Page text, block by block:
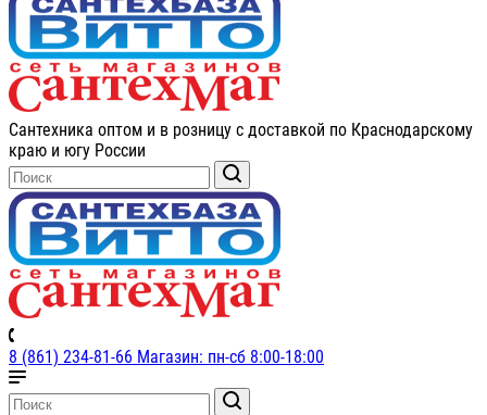
Сантехника оптом и в розницу с доставкой по Краснодарскому
краю и югу России
8 (861) 234-81-66 Магазин: пн-сб 8:00-18:00